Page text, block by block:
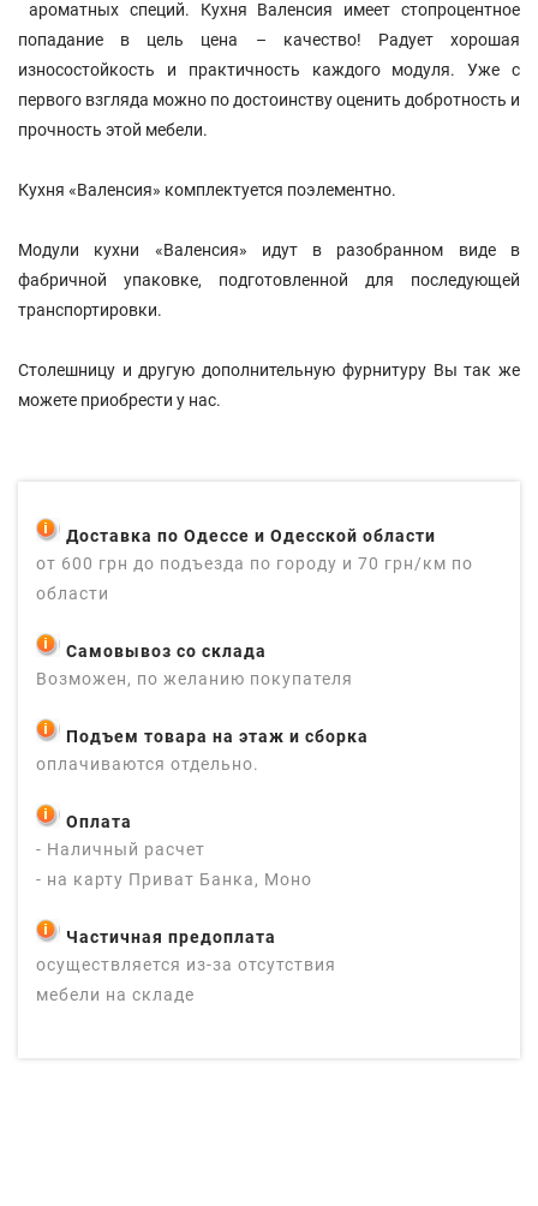
Доставка по Одессе и Одесской области
от 600 грн до подъезда по городу и 70 грн/км по
области
Самовывоз со склада
Возможен, по желанию покупателя
Подъем товара на этаж и сборка
оплачиваются отдельно.
Оплата
- Наличный расчет
- на карту Приват Банка, Моно
Частичная предоплата
осуществляется из-за отсутствия
мебели на складе
ароматных специй. Кухня Валенсия имеет стопроцентное
попадание в цель цена – качество! Радует хорошая
износостойкость и практичность каждого модуля. Уже с
первого взгляда можно по достоинству оценить добротность и
прочность этой мебели.
Кухня «Валенсия» комплектуется поэлементно.
Модули кухни «Валенсия» идут в разобранном виде в
фабричной упаковке, подготовленной для последующей
транспортировки.
Столешницу и другую дополнительную фурнитуру Вы так же
можете приобрести у нас.